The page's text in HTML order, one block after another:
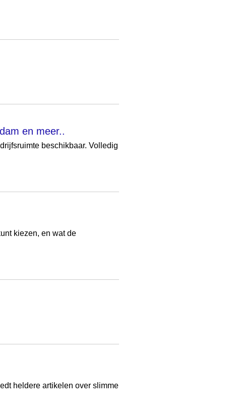
en meer..
beschikbaar. Volledig
kiezen, en wat de
heldere artikelen over slimme